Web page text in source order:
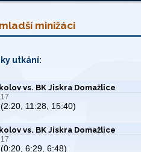
minižáci
utkání:
vs. BK Jiskra Domažlice
(2:20, 11:28, 15:40)
vs. BK Jiskra Domažlice
(0:20, 6:29, 6:48)